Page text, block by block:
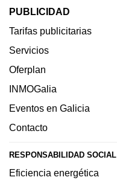
PUBLICIDAD
Tarifas publicitarias
Servicios
Oferplan
INMOGalia
Eventos en Galicia
Contacto
RESPONSABILIDAD SOCIAL
Eficiencia energética